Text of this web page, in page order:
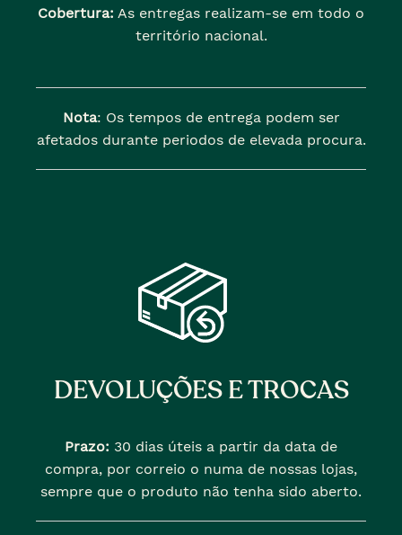
Cobertura: As entregas realizam-se em todo o
território nacional.
Nota: Os tempos de entrega podem ser
afetados durante periodos de elevada procura.
DEVOLUÇÕES E TROCAS
Prazo: 30 dias úteis a partir da data de
compra, por correio o numa de nossas lojas,
sempre que o produto não tenha sido aberto.